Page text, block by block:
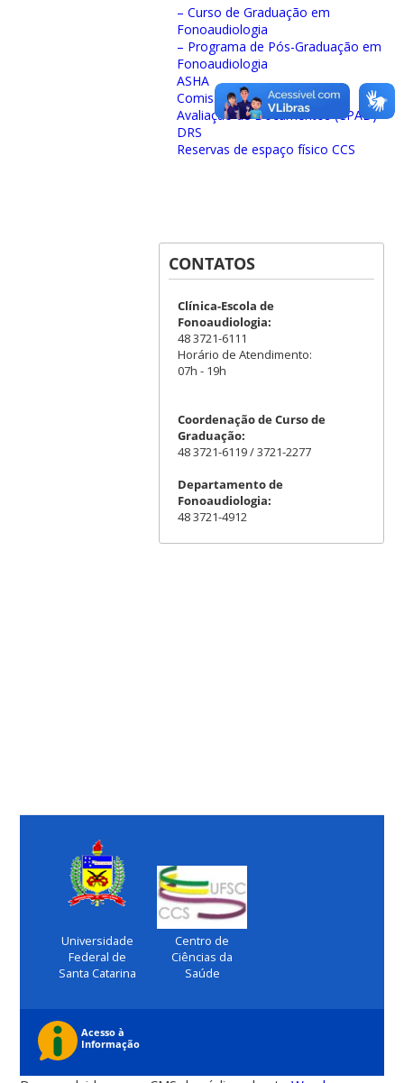
– Curso de Graduação em
Fonoaudiologia
– Programa de Pós-Graduação em
Fonoaudiologia
ASHA
Comissão Permanente de
Avaliação de Documentos (CPAD)
DRS
Reservas de espaço físico CCS
CONTATOS
Clínica-Escola de
Fonoaudiologia:
48 3721-6111
Horário de Atendimento:
07h - 19h
Coordenação de Curso de
Graduação:
48 3721-6119 / 3721-2277
Departamento de
Fonoaudiologia:
48 3721-4912
Universidade
Federal de
Santa Catarina
Centro de
Ciências da
Saúde